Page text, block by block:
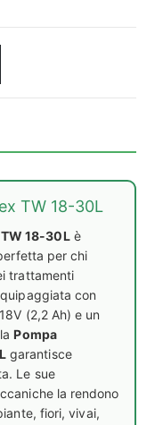
TW 18-30L
18-30Lè
per chi
trattamenti
con
(2,2 Ah) e un
laPompa
garantisce
Le sue
la rendono
fiori, vivai,